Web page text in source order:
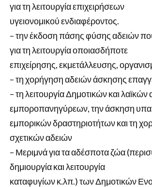
για τη λειτουργία επιχειρήσεων
υγειονομικού ενδιαφέροντος.
– την έκδοση πάσης φύσης αδειών
για τη λειτουργία οποιασδήποτε
επιχείρησης, εκμετάλλευσης,
– τη χορήγηση αδειών άσκησης
– τη λειτουργία Δημοτικών και
εμποροπανηγύρεων, την άσκηση
εμπορικών δραστηριοτήτων και τη
σχετικών αδειών
– Μεριμνά για τα αδέσποτα ζώα
δημιουργία και λειτουργία
καταφυγίων κ.λπ.) των Δημοτικών